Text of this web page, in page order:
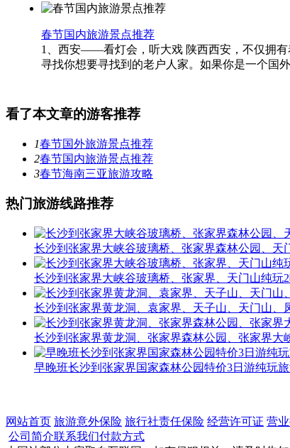
春节国内旅游景点推荐
1、西安——看灯会，听大戏 陕西西安，不仅拥有
寻找你想要寻找到的老户人家。如果你是一个国
看了本文章的游客推荐
1春节国外旅游景点推荐
2春节国内旅游景点推荐
3春节海南三亚旅游攻略
热门旅游线路推荐
长沙到张家界大峡谷玻璃桥、张家界森林公园、天
长沙到张家界大峡谷玻璃桥、张家界、天门山纯玩
长沙到张家界黄龙洞、袁家界、天子山、天门山、
长沙到张家界黄龙洞、张家界森林公园、张家界大
早晚班长沙到张家界国家森林公园特价3日游纯玩旅
网站首页 旅游意外保险 旅行社责任保险 经营许可证 营
公司简介联系我们付款方式